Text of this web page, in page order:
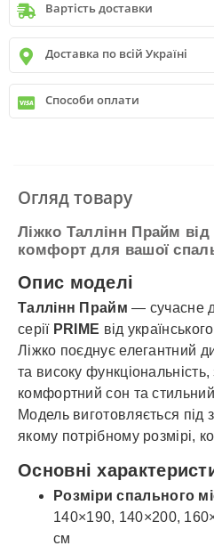
Вартість доставки
Київдо9999 грн. -400 грн.
Київвід9999 грн -
Київ передмістя +30 грн\км
Доставка по всій Україні
✓Нова пошта
✓Делівері
✓Автолюкс
Способи оплати
✓ Детальніше
Огляд товару
Ліжко Таллінн Прайм
комфорт для вашої
Опис моделі
Таллінн Прайм — сучасне
серії PRIME від
Ліжко поєднує елегантний
та високу
комфортний сон та
Модель виготовляється під
якому потрібному розмірі,
Основні
Розміри спального
140×190, 140×200,
см